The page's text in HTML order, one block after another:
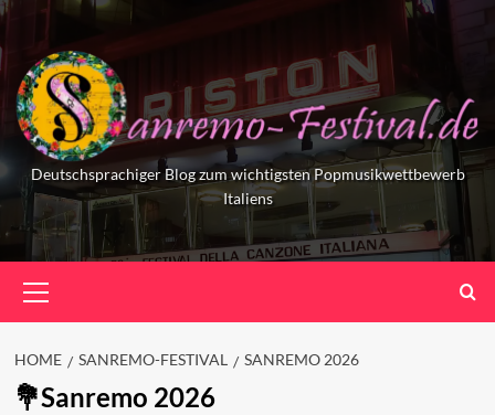
Skip
to
content
Deutschsprachiger Blog zum wichtigsten Popmusikwettbewerb
Italiens
Menu
HOME SANREMO-FESTIVAL SANREMO 2026
Sanremo 2026